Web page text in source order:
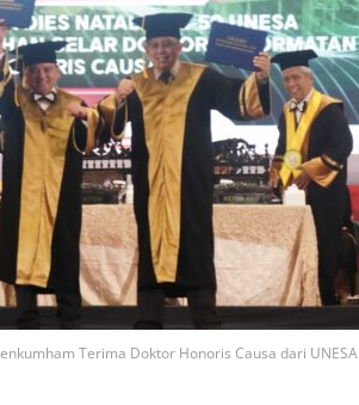
Terima Doktor Honoris Causa dari UNESA